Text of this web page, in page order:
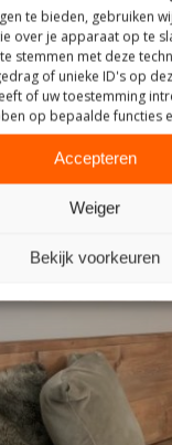
te bieden, gebruiken
over je apparaat op te
stemmen met deze
of unieke ID's op
of uw toestemming
op bepaalde functies
Accepteren
Weiger
Bekijk voorkeuren
INDUSTRIEEL